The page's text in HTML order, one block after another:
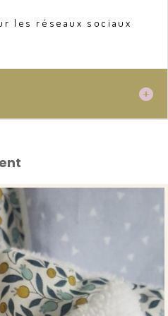
les réseaux sociaux
Plusieus coloris